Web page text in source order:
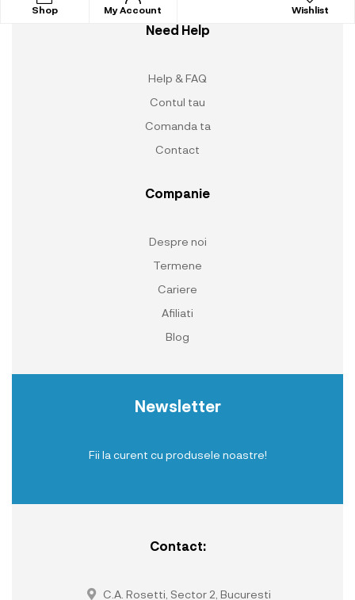
Shop My Account Wishlist
Need Help
Help & FAQ
Contul tau
Comanda ta
Contact
Companie
Despre noi
Termene
Cariere
Afiliati
Blog
Newsletter
Fii la curent cu produsele noastre!
Contact:
C.A. Rosetti, Sector 2, Bucuresti